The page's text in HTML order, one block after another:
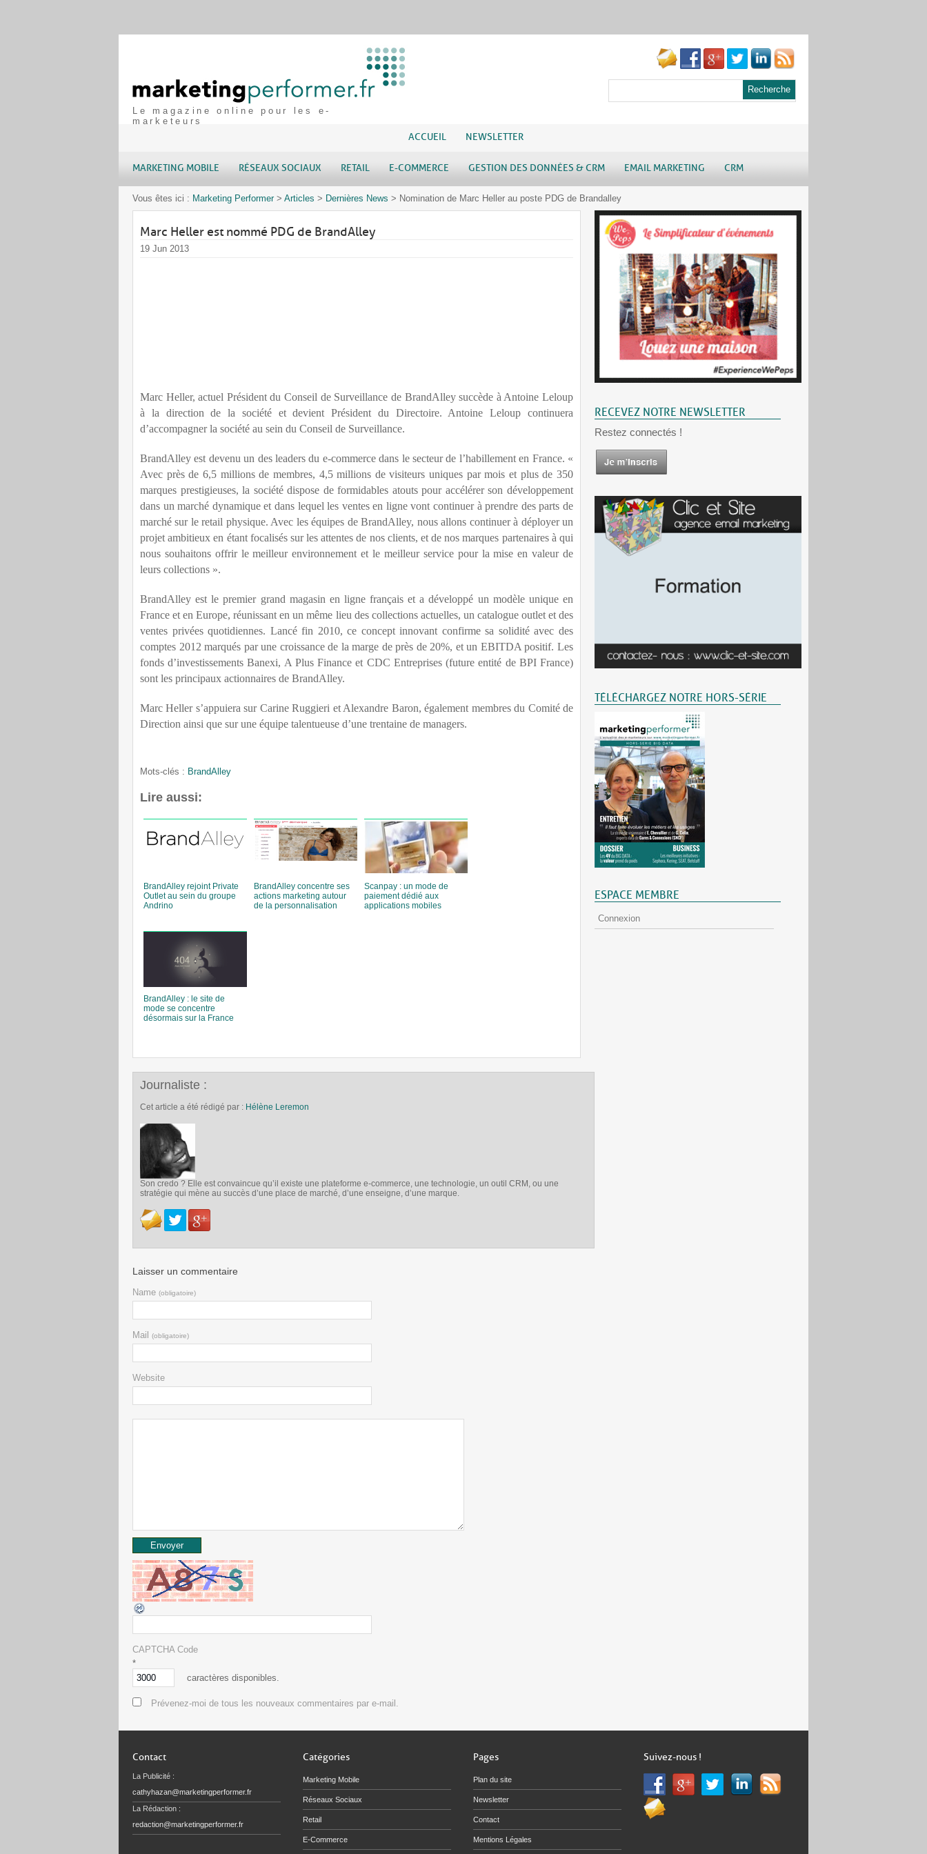
Le magazine online pour les e-
marketeurs
ACCUEIL NEWSLETTER
MARKETING MOBILE RÉSEAUX SOCIAUX RETAIL E-COMMERCE GESTION DES DONNÉES & CRM EMAIL MARKETING CRM
Vous êtes ici : Marketing Performer> Articles > Dernières News > Nomination de Marc Heller au poste PDG de Brandalley
Marc Heller est nommé PDG de BrandAlley
19 Jun 2013
Marc Heller, actuel Président du Conseil de Surveillance de BrandAlley succède à Antoine Leloup
à la direction de la société et devient Président du Directoire. Antoine Leloup continuera
d’accompagner la société au sein du Conseil de Surveillance.
BrandAlley est devenu un des leaders du e-commerce dans le secteur de l’habillement en France. «
Avec près de 6,5 millions de membres, 4,5 millions de visiteurs uniques par mois et plus de 350
marques prestigieuses, la société dispose de formidables atouts pour accélérer son développement
dans un marché dynamique et dans lequel les ventes en ligne vont continuer à prendre des parts de
marché sur le retail physique. Avec les équipes de BrandAlley, nous allons continuer à déployer un
projet ambitieux en étant focalisés sur les attentes de nos clients, et de nos marques partenaires à qui
nous souhaitons offrir le meilleur environnement et le meilleur service pour la mise en valeur de
leurs collections ».
BrandAlley est le premier grand magasin en ligne français et a développé un modèle unique en
France et en Europe, réunissant en un même lieu des collections actuelles, un catalogue outlet et des
ventes privées quotidiennes. Lancé fin 2010, ce concept innovant confirme sa solidité avec des
comptes 2012 marqués par une croissance de la marge de près de 20%, et un EBITDA positif. Les
fonds d’investissements Banexi, A Plus Finance et CDC Entreprises (future entité de BPI France)
sont les principaux actionnaires de BrandAlley.
Marc Heller s’appuiera sur Carine Ruggieri et Alexandre Baron, également membres du Comité de
Direction ainsi que sur une équipe talentueuse d’une trentaine de managers.
Mots-clés : BrandAlley
Lire aussi:
BrandAlley rejoint Private
Outlet au sein du groupe
Andrino
BrandAlley concentre ses
actions marketing autour
de la personnalisation
Scanpay : un mode de
paiement dédié aux
applications mobiles
BrandAlley : le site de
mode se concentre
désormais sur la France
Journaliste :
Cet article a été rédigé par : Hélène Leremon
Son credo ? Elle est convaincue qu’il existe une plateforme e-commerce, une technologie, un outil CRM, ou une
stratégie qui mène au succès d’une place de marché, d’une enseigne, d’une marque.
Laisser un commentaire
Name (obligatoire)
Mail (obligatoire)
Website
CAPTCHA Code
*
caractères disponibles.
Prévenez-moi de tous les nouveaux commentaires par e-mail.
RECEVEZ NOTRE NEWSLETTER
Restez connectés !
TÉLÉCHARGEZ NOTRE HORS-SÉRIE
ESPACE MEMBRE
Connexion
Contact
La Publicité :
cathyhazan@marketingperformer.fr
La Rédaction :
redaction@marketingperformer.fr
Catégories
Marketing Mobile
Réseaux Sociaux
Retail
E-Commerce
Pages
Plan du site
Newsletter
Contact
Mentions Légales
Suivez-nous !